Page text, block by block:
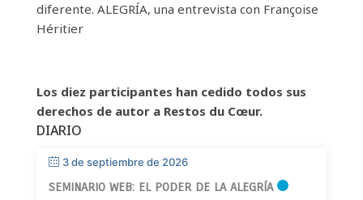
diferente. ALEGRÍA, una entrevista con Françoise
Héritier
Los diez participantes han cedido todos sus
derechos de autor a Restos du Cœur.
DIARIO
3 de septiembre de 2026
SEMINARIO WEB: EL PODER DE LA ALEGRÍA